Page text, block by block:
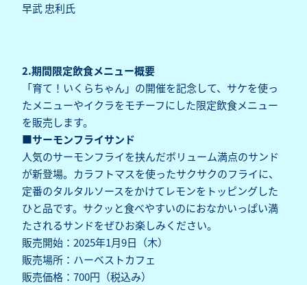
早武 忠利氏
2.期間限定飲食メニュー概要
「育て！いくらちゃん」の開催を記念して、サケを使っ
たメニューやイクラをモチーフにした限定飲食メニュー
を販売します。
■サーモンフライサンド
人気のサーモンフライを挟んだボリューム満点のサンド
が新登場。カラフトマスを使ったサクサクのフライに、
定番のタルタルソースをかけてレモンをトッピングした
ひと品です。サクッと食べやすいのにおなかいっぱい満
たされるサンドをぜひお楽しみください。
販売開始：2025年1月9日（木）
販売場所：ハーベストカフェ
販売価格：700円（税込み）